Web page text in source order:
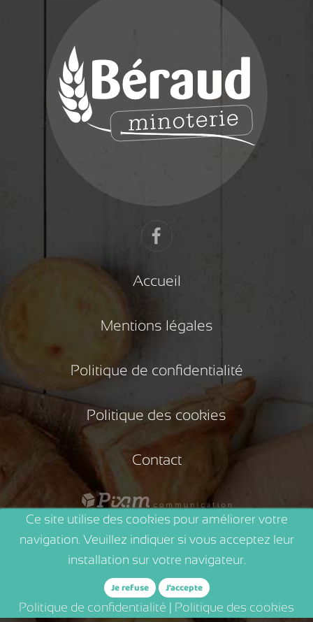
Accueil
Mentions légales
Politique de confidentialité
Politique des cookies
Contact
Ce site utilise des cookies pour améliorer votre
navigation. Veuillez indiquer si vous acceptez leur
installation sur votre navigateur.
Je refuse J'accepte
Politique de confidentialité | Politique des cookies